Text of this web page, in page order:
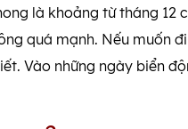
là khoảng từ tháng 12
quá mạnh. Nếu muốn
Vào những ngày biển